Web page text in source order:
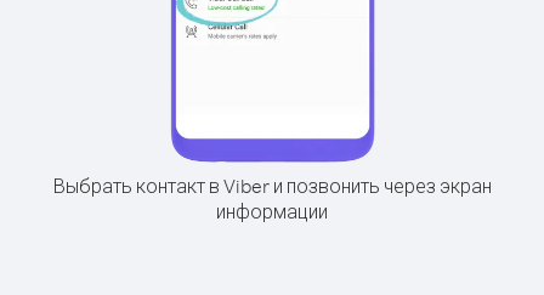
Выбрать контакт в Viber и позвонить через экран
информации